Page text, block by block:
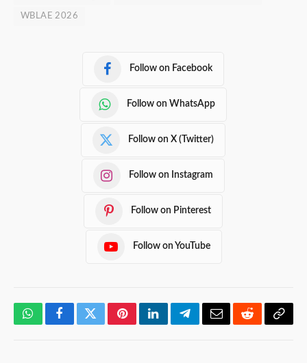
WBLAE 2026
Follow on Facebook
Follow on WhatsApp
Follow on X (Twitter)
Follow on Instagram
Follow on Pinterest
Follow on YouTube
WhatsAppFacebookTwitterPinterestLinkedInTelegramEmailRedditCopy